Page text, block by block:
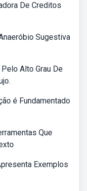
De Creditos
Sugestiva
Alto Grau De
é Fundamentado
Que
Exemplos